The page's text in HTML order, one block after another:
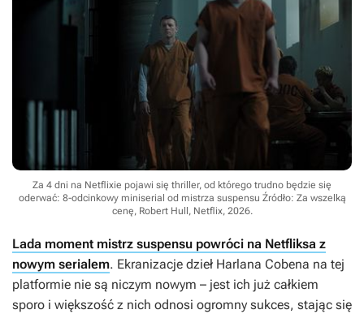
Za 4 dni na Netflixie pojawi się thriller, od którego trudno będzie się
oderwać: 8-odcinkowy miniserial od mistrza suspensu Źródło: Za wszelką
cenę, Robert Hull, Netflix, 2026.
Lada moment mistrz suspensu powróci na Netfliksa z
nowym serialem. Ekranizacje dzieł Harlana Cobena na tej
platformie nie są niczym nowym – jest ich już całkiem
sporo i większość z nich odnosi ogromny sukces, stając się